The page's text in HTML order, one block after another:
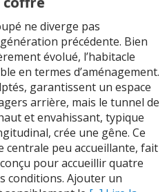
ne diverge pas
précédente. Bien
évolué, l’habitacle
en termes d’aménagement.
garantissent un espace
arrière, mais le tunnel de
et envahissant, typique
crée une gêne. Ce
centrale peu accueillante, fait
pour accueillir quatre
conditions. Ajouter un